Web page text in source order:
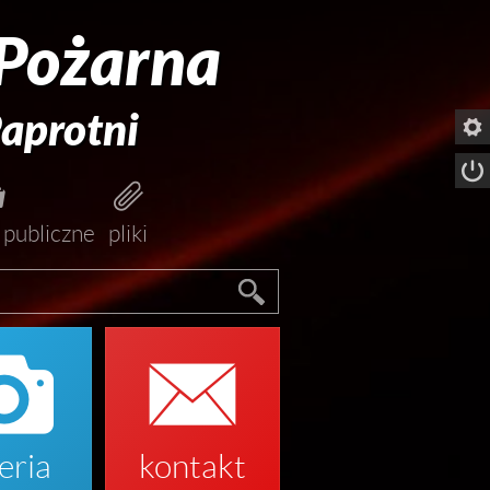

pliki

kontakt

